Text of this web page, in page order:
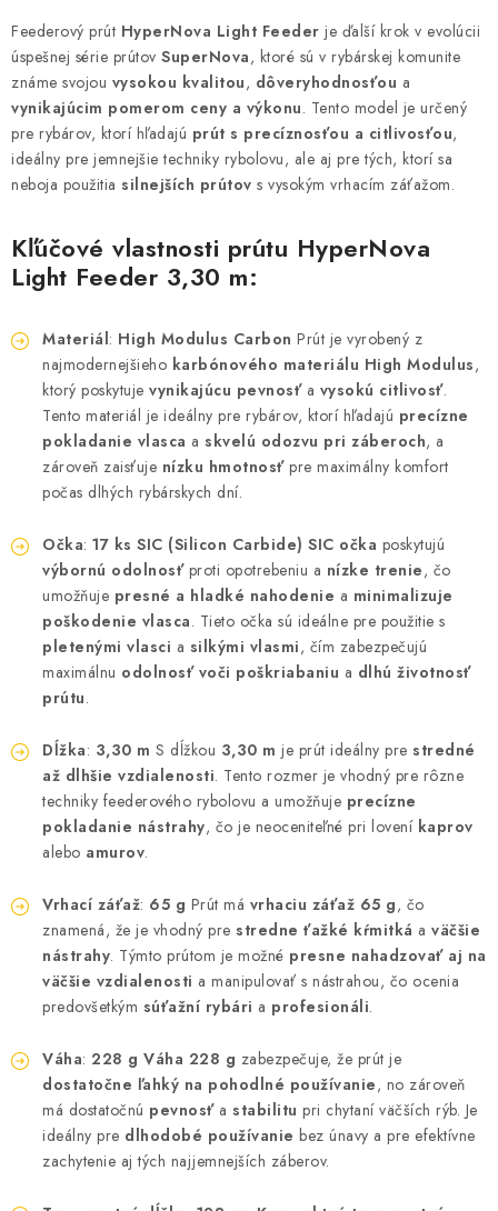
OBCHODNÉ PODMIENKY
MOJA OBJEDNÁVKA
VRATKY - ODSTÚPENIE OD ZMLUVY - REKLAMACIU
DOPRAVA
VŠEOBECNÉ NARIADENIE O BEZPEČNOSTI
PRODUKTOV (GPSR)
ZNAČKY
Doprava Navštívte našu predajňu v MARCELOVEJ »
Feederový prút HyperNova Light Feeder je ďalší krok v evolúcii
úspešnej série prútov SuperNova, ktoré sú v rybárskej komunite
známe svojou vysokou kvalitou, dôveryhodnosťou a
vynikajúcim pomerom ceny a výkonu. Tento model je určený
pre rybárov, ktorí hľadajú prút s precíznosťou a citlivosťou,
ideálny pre jemnejšie techniky rybolovu, ale aj pre tých, ktorí sa
neboja použitia silnejších prútov s vysokým vrhacím záťažom.
Kľúčové vlastnosti prútu HyperNova
Light Feeder 3,30 m:
Materiál: High Modulus Carbon Prút je vyrobený z
najmodernejšieho karbónového materiálu High Modulus,
ktorý poskytuje vynikajúcu pevnosťa vysokú citlivosť.
Tento materiál je ideálny pre rybárov, ktorí hľadajú precízne
pokladanie vlasca a skvelú odozvu pri záberoch, a
zároveň zaisťuje nízku hmotnosťpre maximálny komfort
počas dlhých rybárskych dní.
Očka: 17 ks SIC (Silicon Carbide) SIC očka poskytujú
výbornú odolnosťproti opotrebeniu a nízke trenie, čo
umožňuje presné a hladké nahodenie a minimalizuje
poškodenie vlasca. Tieto očka sú ideálne pre použitie s
pletenými vlasci a silkými vlasmi, čím zabezpečujú
maximálnu odolnosť voči poškriabaniu a dlhú životnosť
prútu.
Dĺžka: 3,30 m S dĺžkou 3,30 m je prút ideálny pre stredné
až dlhšie vzdialenosti. Tento rozmer je vhodný pre rôzne
techniky feederového rybolovu a umožňuje precízne
pokladanie nástrahy, čo je neoceniteľné pri lovení kaprov
alebo amurov.
Vrhací záťaž: 65 g Prút má vrhaciu záťaž 65 g, čo
znamená, že je vhodný pre stredne ťažké kŕmitká a väčšie
nástrahy. Týmto prútom je možné presne nahadzovať aj na
väčšie vzdialenosti a manipulovať s nástrahou, čo ocenia
predovšetkým súťažní rybári a profesionáli.
Váha: 228 g Váha 228 g zabezpečuje, že prút je
dostatočne ľahký na pohodlné používanie, no zároveň
má dostatočnú pevnosťa stabilitu pri chytaní väčších rýb. Je
ideálny pre dlhodobé používanie bez únavy a pre efektívne
zachytenie aj tých najjemnejších záberov.